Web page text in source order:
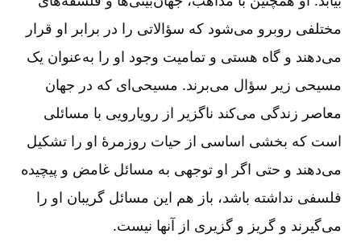
مختلفی روبرو می‌شود که سؤالاتی را در برابر او قرار
می‌دهند و گاه هستی و تمامیت وجود او را به‌عنوان یک
مسیحی زیر سؤال می‌برند. مسیحی‌ای که در جهان
معاصر زندگی می‌کند ناگزیر از رویارویی با مسائلی
است که بخشی اساسی از حیات روزمرۀ او را تشکیل
می‌دهند و حتی اگر او توجهی به مسائل غامض و پیچیده
فلسفی نداشته باشد، باز هم این مسائل گریبان او را
می‌گیرند و گریز و گزیری از آنها نیست‌.